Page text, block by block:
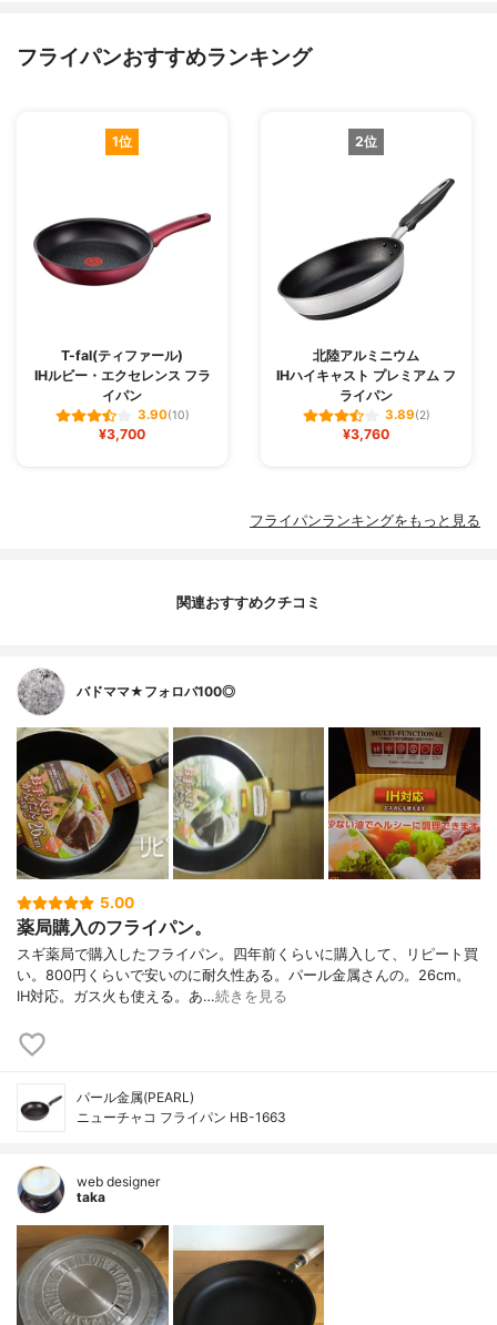
フライパンおすすめランキング
1位
T-fal(ティファール)
IHルビー・エクセレンス フラ
イパン
3.90(10)
¥3,700
2位
北陸アルミニウム
IHハイキャスト プレミアム フ
ライパン
3.89(2)
¥3,760
フライパンランキングをもっと見る
関連おすすめクチコミ
バドママ★フォロバ100◎
5.00
薬局購入のフライパン。
スギ薬局で購入したフライパン。四年前くらいに購入して、リピート買
い。800円くらいで安いのに耐久性ある。パール金属さんの。26cm。
IH対応。ガス火も使える。あ…続きを見る
パール金属(PEARL)
ニューチャコ フライパン HB-1663
web designer
taka